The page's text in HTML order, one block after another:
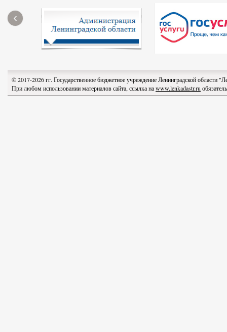
‹
© 2017-2026 гг. Государственное бюджетное учреждение Ленинградской области
При любом использовании материалов сайта, ссылка наwww.lenkadastr.ru